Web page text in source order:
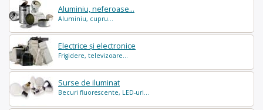
Aluminiu, neferoase...
Aluminiu, cupru...
Electrice și electronice
Frigidere, televizoare...
Surse de iluminat
Becuri fluorescente, LED-uri...